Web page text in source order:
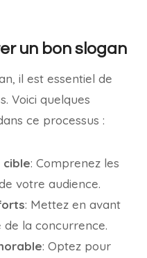
un bon slogan
il est essentiel de
Voici quelques
ce processus :
: Comprenez les
votre audience.
: Mettez en avant
la concurrence.
: Optez pour